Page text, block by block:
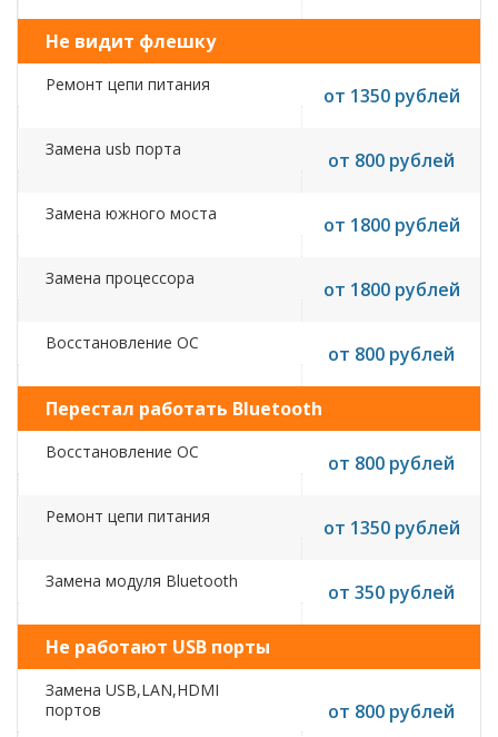
Не видит флешку
Ремонт цепи питания от 1350 рублей
Замена usb порта от 800 рублей
Замена южного моста от 1800 рублей
Замена процессора от 1800 рублей
Восстановление ОС от 800 рублей
Перестал работать Bluetooth
Восстановление ОС от 800 рублей
Ремонт цепи питания от 1350 рублей
Замена модуля Bluetooth от 350 рублей
Не работают USB порты
Замена USB,LAN,HDMI
портов
от 800 рублей